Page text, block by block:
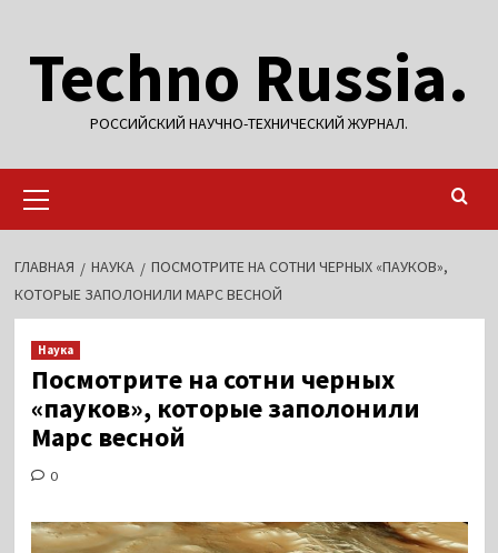
содержимому
Techno Russia.
РОССИЙСКИЙ НАУЧНО-ТЕХНИЧЕСКИЙ ЖУРНАЛ.
меню
ГЛАВНАЯ НАУКА
ПОСМОТРИТЕ НА СОТНИ ЧЕРНЫХ «ПАУКОВ»,
КОТОРЫЕ ЗАПОЛОНИЛИ МАРС ВЕСНОЙ
Наука
Посмотрите на сотни черных
«пауков», которые заполонили
Марс весной
0